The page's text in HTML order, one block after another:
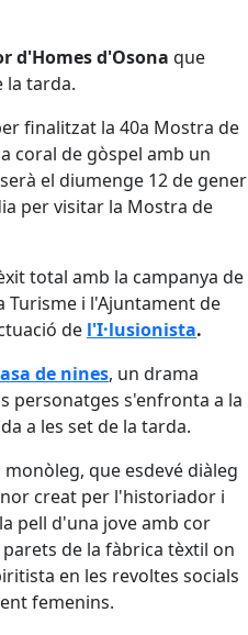
d'Homes d'Osona que
la tarda.
finalitzat la 40a Mostra de
coral de gòspel amb un
el diumenge 12 de gener
per visitar la Mostra de
total amb la campanya de
Turisme i l'Ajuntament de
de l'I·lusionista.
de nines, un drama
personatges s'enfronta a la
a les set de la tarda.
que esdevé diàleg
creat per l'historiador i
pell d'una jove amb cor
de la fàbrica tèxtil on
en les revoltes socials
femenins.